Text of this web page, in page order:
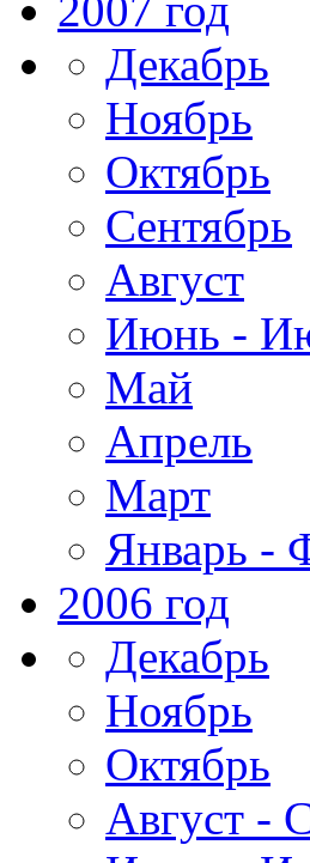
Декабрь
Ноябрь
Октябрь
Сентябрь
Август
Июнь -
Май
Апрель
Март
Январь -
2006 год
Декабрь
Ноябрь
Октябрь
Август -